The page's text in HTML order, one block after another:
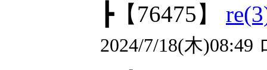
┣【76475】
2024/7/18(木)08:49